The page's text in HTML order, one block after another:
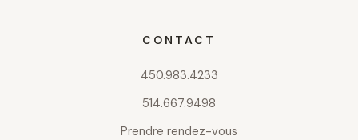
CONTACT
450.983.4233
514.667.9498
Prendre rendez-vous